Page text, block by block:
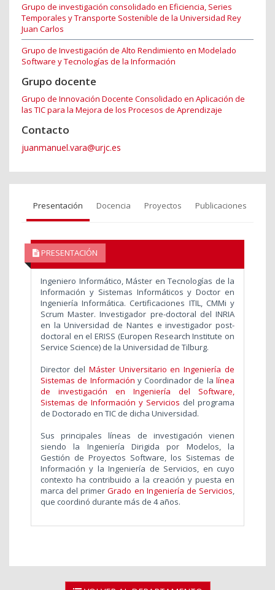
Grupo de investigación consolidado en Eficiencia, Series
Temporales y Transporte Sostenible de la Universidad Rey
Juan Carlos
Grupo de Investigación de Alto Rendimiento en Modelado
Software y Tecnologías de la Información
Grupo docente
Grupo de Innovación Docente Consolidado en Aplicación de
las TIC para la Mejora de los Procesos de Aprendizaje
Contacto
juanmanuel.vara@urjc.es
Presentación Docencia Proyectos Publicaciones
PRESENTACIÓN
Ingeniero Informático, Máster en Tecnologías de la
Información y Sistemas Informáticos y Doctor en
Ingeniería Informática. Certificaciones ITIL, CMMi y
Scrum Master. Investigador pre-doctoral del INRIA
en la Universidad de Nantes e investigador post-
doctoral en el ERISS (Europen Research Institute on
Service Science) de la Universidad de Tilburg.
Director del Máster Universitario en Ingeniería de
Sistemas de Información y Coordinador de lalínea
de investigación en Ingeniería del Software,
Sistemas de Información y Servicios del programa
de Doctorado en TIC de dicha Universidad.
Sus principales líneas de investigación vienen
siendo la Ingeniería Dirigida por Modelos, la
Gestión de Proyectos Software, los Sistemas de
Información y la Ingeniería de Servicios, en cuyo
contexto ha contribuido a la creación y puesta en
marca del primerGrado en Ingeniería de Servicios,
que coordinó durante más de 4 años.